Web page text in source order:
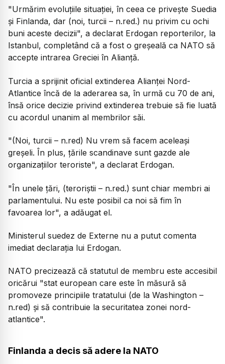
"Urmărim evoluțiile situației, în ceea ce privește Suedia
și Finlanda, dar (noi, turcii – n.red.) nu privim cu ochi
buni aceste decizii", a declarat Erdogan reporterilor, la
Istanbul, completând că a fost o greșeală ca NATO să
accepte intrarea Greciei în Alianță.
Turcia a sprijinit oficial extinderea Alianței Nord-
Atlantice încă de la aderarea sa, în urmă cu 70 de ani,
însă orice decizie privind extinderea trebuie să fie luată
cu acordul unanim al membrilor săi.
"(Noi, turcii – n.red) Nu vrem să facem aceleași
greșeli. În plus, țările scandinave sunt gazde ale
organizațiilor teroriste", a declarat Erdogan.
"În unele țări, (teroriștii – n.red.) sunt chiar membri ai
parlamentului. Nu este posibil ca noi să fim în
favoarea lor", a adăugat el.
Ministerul suedez de Externe nu a putut comenta
imediat declarația lui Erdogan.
NATO precizează că statutul de membru este accesibil
oricărui "stat european care este în măsură să
promoveze principiile tratatului (de la Washington –
n.red) și să contribuie la securitatea zonei nord-
atlantice".
Finlanda a decis să adere la NATO